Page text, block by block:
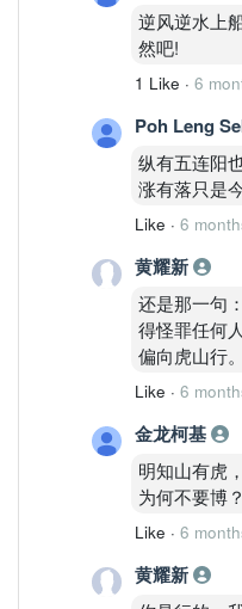
逆风逆水上
然吧!
1 Like · 6
Poh Leng
纵有五连阳
涨有落只是
Like · 6
黄耀新
还是那一句
得怪罪任何
偏向虎山行。
Like · 6
金龙柯基
明知山有虎
为何不要博？
Like · 6
黄耀新